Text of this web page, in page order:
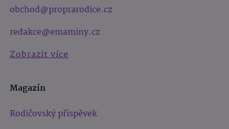
obchod@proprarodice.cz
redakce@emaminy.cz
Zobrazit více
Magazín
Rodičovský příspěvek